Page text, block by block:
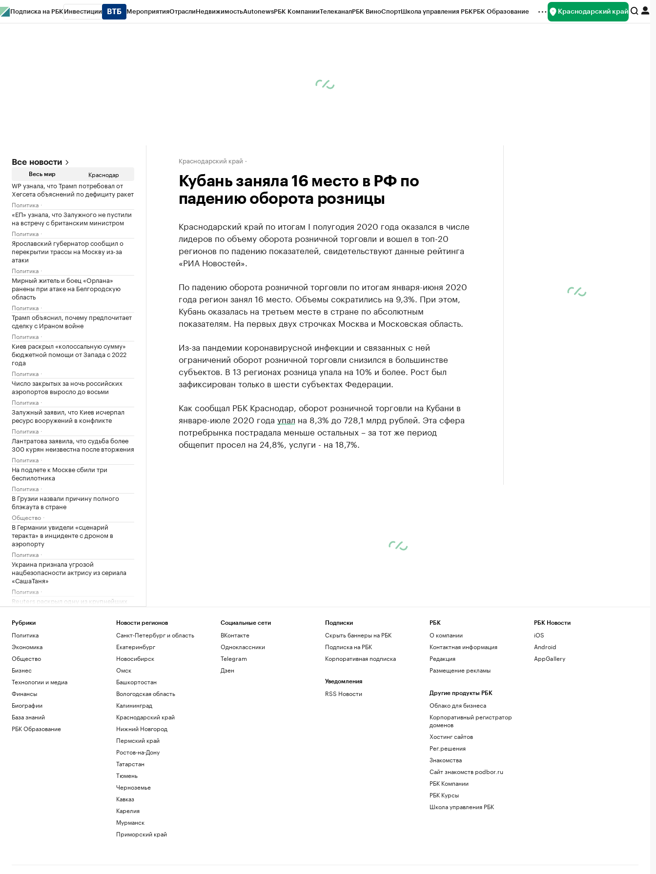
Подписка на РБК Инвестиции МероприятияОтраслиНедвижимостьAutonewsРБК КомпанииТелеканалРБК ВиноСпортШкола управления РБКРБК Образование Краснодарский край
Все новости
Весь мир Краснодар
WP узнала, что Трамп потребовал от
Хегсета объяснений по дефициту ракет
Политика
«ЕП» узнала, что Залужного не пустили
на встречу с британским министром
Политика
Ярославский губернатор сообщил о
перекрытии трассы на Москву из-за
атаки
Политика
Мирный житель и боец «Орлана»
ранены при атаке на Белгородскую
область
Политика
Трамп объяснил, почему предпочитает
сделку с Ираном войне
Политика
Киев раскрыл «колоссальную сумму»
бюджетной помощи от Запада с 2022
года
Политика
Число закрытых за ночь российских
аэропортов выросло до восьми
Политика
Залужный заявил, что Киев исчерпал
ресурс вооружений в конфликте
Политика
Лантратова заявила, что судьба более
300 курян неизвестна после вторжения
Политика
На подлете к Москве сбили три
беспилотника
Политика
В Грузии назвали причину полного
блэкаута в стране
Общество
В Германии увидели «сценарий
теракта» в инциденте с дроном в
аэропорту
Политика
Украина признала угрозой
нацбезопасности актрису из сериала
«СашаТаня»
Политика
Reuters раскрыл одну из крупнейших
уступок Ирану в конфликте с США
Политика
полетов
Политика
Wildberries начала подготовку к
запуску собственного мессенджера
США потребуют от ряда иммигрантов
залоги до $250 тыс. для получения виз
Политика
Adidas извинился за обилие розовых
бутс на ЧМ-26, назвав это совпадением
Игрока «Зенита» госпитализировали
некоторых грузовиков Dongfeng и
Краснодарский край
Кубань заняла 16 место в РФ по
падению оборота розницы
Краснодарский край по итогам I полугодия 2020 года оказался в числе
лидеров по объему оборота розничной торговли и вошел в топ-20
регионов по падению показателей, свидетельствуют данные рейтинга
«РИА Новостей».
По падению оборота розничной торговли по итогам января-июня 2020
года регион занял 16 место. Объемы сократились на 9,3%. При этом,
Кубань оказалась на третьем месте в стране по абсолютным
показателям. На первых двух строчках Москва и Московская область.
Из-за пандемии коронавирусной инфекции и связанных с ней
ограничений оборот розничной торговли снизился в большинстве
субъектов. В 13 регионах розница упала на 10% и более. Рост был
зафиксирован только в шести субъектах Федерации.
Как сообщал РБК Краснодар, оборот розничной торговли на Кубани в
январе-июле 2020 года упал на 8,3% до 728,1 млрд рублей. Эта сфера
потребрынка пострадала меньше остальных – за тот же период
общепит просел на 24,8%, услуги - на 18,7%.
Рубрики
Политика
Экономика
Общество
Бизнес
Технологии и медиа
Финансы
Биографии
База знаний
РБК Образование
Новости регионов
Санкт-Петербург и область
Екатеринбург
Новосибирск
Омск
Башкортостан
Вологодская область
Калининград
Краснодарский край
Нижний Новгород
Пермский край
Ростов-на-Дону
Татарстан
Тюмень
Черноземье
Кавказ
Карелия
Мурманск
Приморский край
Социальные сети
ВКонтакте
Одноклассники
Telegram
Дзен
Подписки
Скрыть баннеры на РБК
Подписка на РБК
Корпоративная подписка
Уведомления
RSS Новости
РБК
О компании
Контактная информация
Редакция
Размещение рекламы
Другие продукты РБК
Облако для бизнеса
Корпоративный регистратор
доменов
Хостинг сайтов
Рег.решения
Знакомства
Сайт знакомств podbor.ru
РБК Компании
РБК Курсы
Школа управления РБК
РБК Новости
iOS
Android
AppGallery